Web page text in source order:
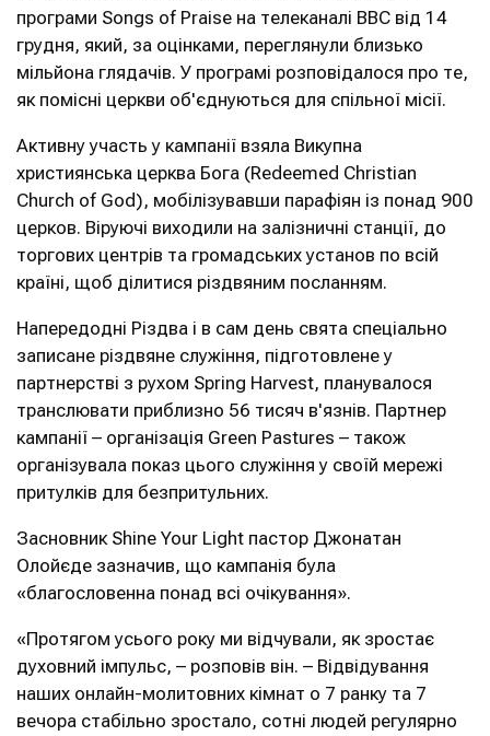
програми Songs of Praise на телеканалі BBC від 14
грудня, який, за оцінками, переглянули близько
мільйона глядачів. У програмі розповідалося про те,
як помісні церкви об'єднуються для спільної місії.
Активну участь у кампанії взяла Викупна
християнська церква Бога (Redeemed Christian
Church of God), мобілізувавши парафіян із понад 900
церков. Віруючі виходили на залізничні станції, до
торгових центрів та громадських установ по всій
країні, щоб ділитися різдвяним посланням.
Напередодні Різдва і в сам день свята спеціально
записане різдвяне служіння, підготовлене у
партнерстві з рухом Spring Harvest, планувалося
транслювати приблизно 56 тисяч в'язнів. Партнер
кампанії – організація Green Pastures – також
організувала показ цього служіння у своїй мережі
притулків для безпритульних.
Засновник Shine Your Light пастор Джонатан
Олойєде зазначив, що кампанія була
«благословенна понад всі очікування».
«Протягом усього року ми відчували, як зростає
духовний імпульс, – розповів він. – Відвідування
наших онлайн-молитовних кімнат о 7 ранку та 7
вечора стабільно зростало, сотні людей регулярно